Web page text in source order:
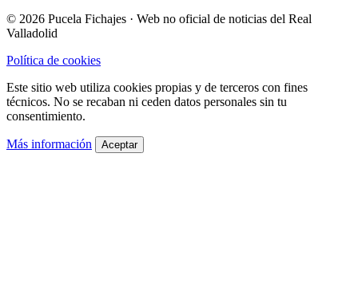
© 2026 Pucela Fichajes · Web no oficial de noticias del Real
Valladolid
Política de cookies
Este sitio web utiliza cookies propias y de terceros con fines
técnicos. No se recaban ni ceden datos personales sin tu
consentimiento.
Más información Aceptar